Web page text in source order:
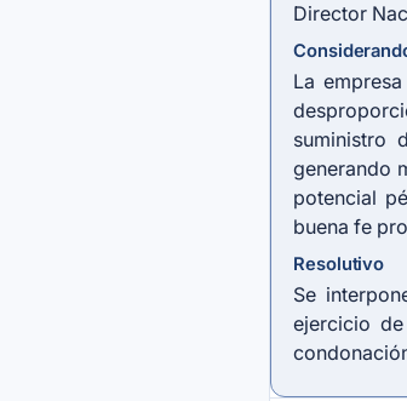
Director
La
suministro
generando
potencial
buena fe
Resolutivo
Se
ejercicio